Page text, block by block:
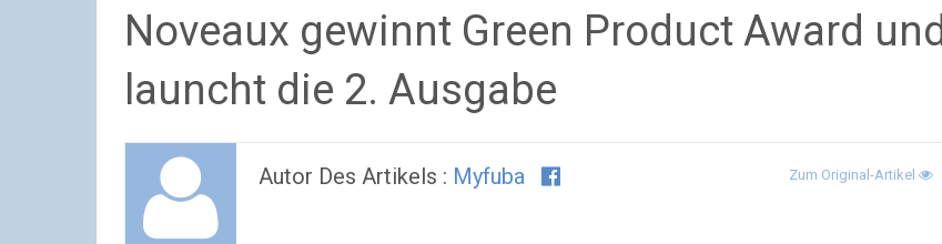
Noveaux gewinnt Green Product Award und
launcht die 2. Ausgabe
Autor Des Artikels : Myfuba Zum Original-Artikel